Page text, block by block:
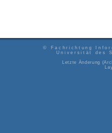
©
Fachrichtung
Universität des
Letzte Änderung